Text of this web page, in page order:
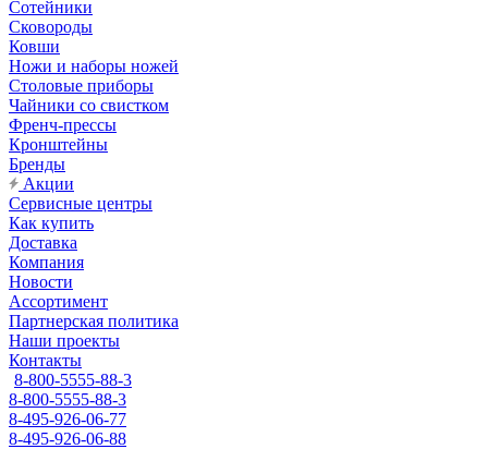
Сотейники
Сковороды
Ковши
Ножи и наборы ножей
Столовые приборы
Чайники со свистком
Френч-прессы
Кронштейны
Бренды
Акции
Сервисные центры
Как купить
Доставка
Компания
Новости
Ассортимент
Партнерская политика
Наши проекты
Контакты
8-800-5555-88-3
8-800-5555-88-3
8-495-926-06-77
8-495-926-06-88